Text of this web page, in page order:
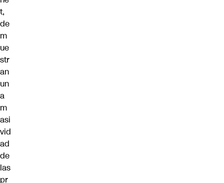
t,
de
m
ue
str
an
un
a
m
asi
vid
ad
de
las
pr